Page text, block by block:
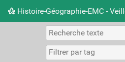
Histoire-Géographie-EMC -
Nuage de tags Mur d'images